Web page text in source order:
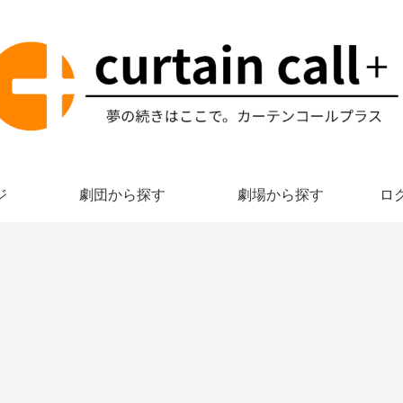
劇団から探す 劇場から探す ロ